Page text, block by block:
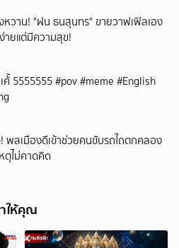
หวาน! "ฝน ธนสุนทร" ขายวาฟเฟิลเอง
ายแต่มีความสุข!
เค้้้้ 5555555 #pov #meme #English
! พลเมืองดีเข้าช่วยคนขับรถไถตกคลอง
ตุไม่คาดคิด
ให้คุณ